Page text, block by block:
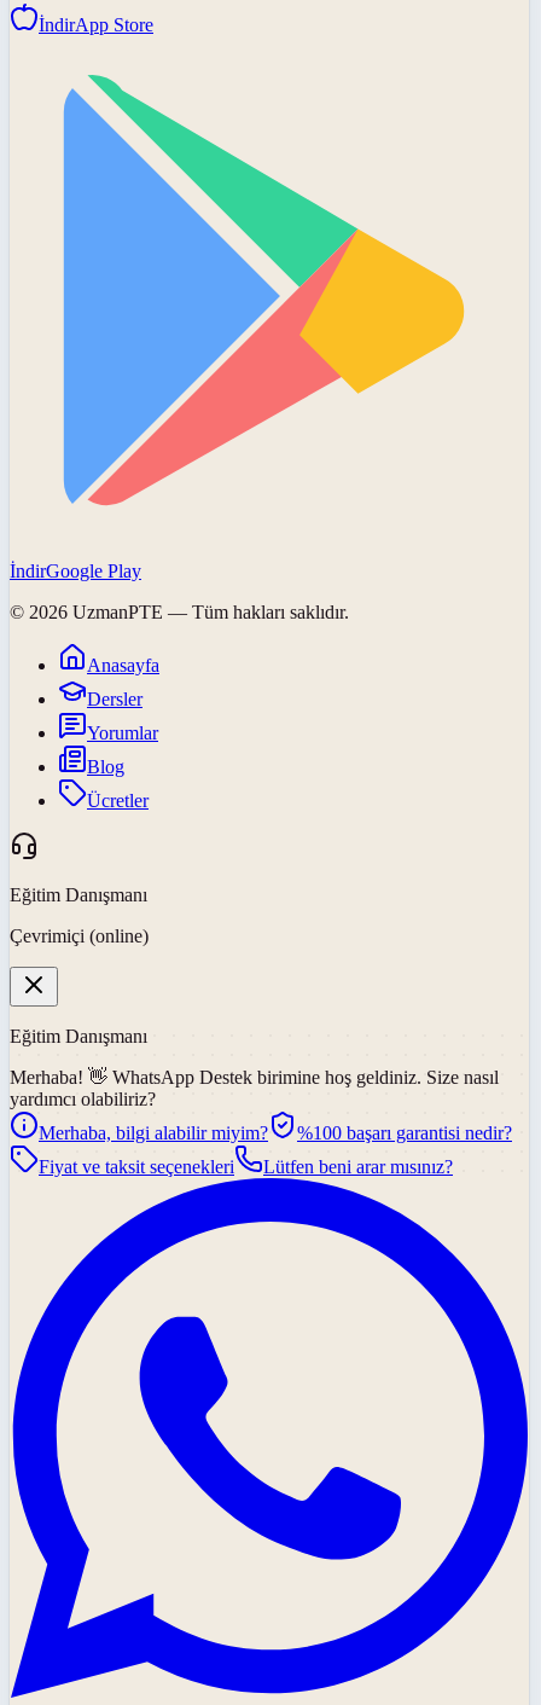
İndirApp Store
İndirGoogle Play
© 2026 UzmanPTE — Tüm hakları saklıdır.
Anasayfa
Dersler
Yorumlar
Blog
Ücretler
Eğitim Danışmanı
Çevrimiçi (online)
Eğitim Danışmanı
Merhaba! 👋 WhatsApp Destek birimine hoş geldiniz. Size nasıl
yardımcı olabiliriz?
Merhaba, bilgi alabilir miyim?
%100 başarı garantisi nedir?
Fiyat ve taksit seçenekleri
Lütfen beni arar mısınız?